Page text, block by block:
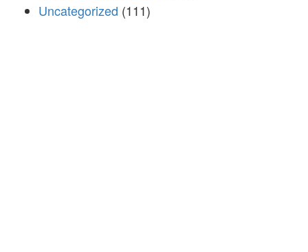
Uncategorized (111)